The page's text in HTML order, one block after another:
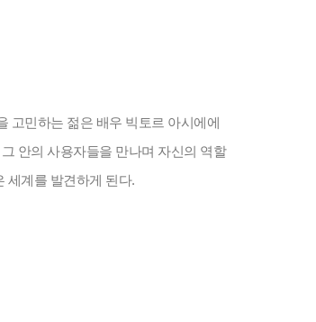
고민하는 젊은 배우 빅토르 아시에에
안의 사용자들을 만나며 자신의 역할
세계를 발견하게 된다.